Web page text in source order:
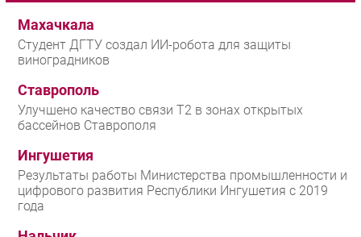
Махачкала
Студент ДГТУ создал ИИ-робота для защиты
виноградников
Ставрополь
Улучшено качество связи T2 в зонах открытых
бассейнов Ставрополя
Ингушетия
Результаты работы Министерства промышленности и
цифрового развития Республики Ингушетия с 2019
года